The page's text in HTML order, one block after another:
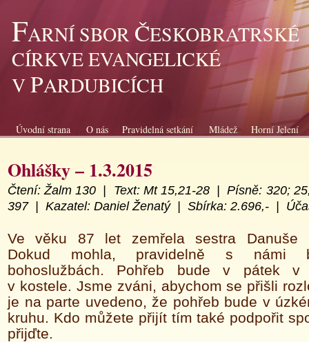
FARNÍ SBOR ČESKOBRATRSKÉ
CÍRKVE EVANGELICKÉ
VPARDUBICÍCH
Úvodní strana O nás Pravidelná setkání Mládež Horní Jelení
Ohlášky – 1.3.2015
Čtení: Žalm 130 | Text: Mt 15,21-28 |Písně: 320;
397 | Kazatel: Daniel Ženatý | Sbírka: 2.696,- |
Ve věku 87 let zemřela sestra Danuše
Dokud mohla, pravidelně s námi
bohoslužbách. Pohřeb bude v pátek v
v kostele. Jsme zváni, abychom se přišli
je na parte uvedeno, že pohřeb bude v
kruhu. Kdo můžete přijít tím také podpořit
přijďte.